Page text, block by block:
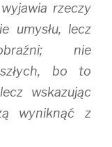
rzeczy
umysłu, lecz
nie
bo to
wskazując
wyniknąć z